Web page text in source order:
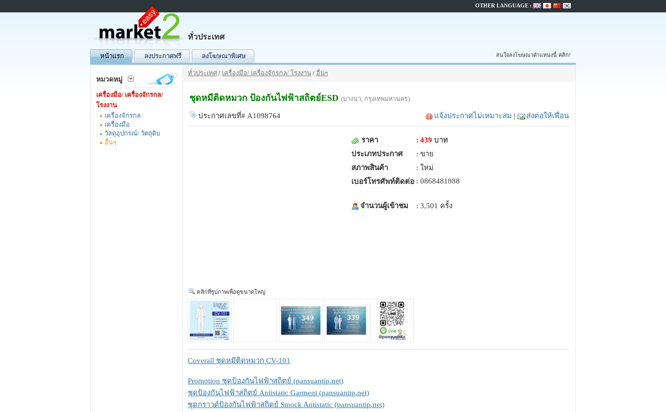
ทั่วประเทศ
สนใจลงโฆษณาตำแหน่งนี้ คลิก!
หน้าแรก ลงประกาศฟรี ลงโฆษณาพิเศษ
OTHER LANGUAGE :
หมวดหมู่
เครื่องมือ/ เครื่องจักรกล/
โรงงาน
เครื่องจักรกล
เครื่องมือ
วัสดุอุปกรณ์/ วัตถุดิบ
อื่นๆ
ทั่วประเทศ / เครื่องมือ/ เครื่องจักรกล/ โรงงาน / อื่นๆ
ชุดหมีติดหมวก ป้องกันไฟฟ้าสถิตย์ESD (บางนา, กรุงเทพมหานคร)
ประกาศเลขที่# A1098764 แจ้งประกาศไม่เหมาะสม | ส่งต่อให้เพื่อน
ราคา : 439 บาท
ประเภทประกาศ
: ขาย
สภาพสินค้า
: ใหม่
เบอร์โทรศัพท์ติดต่อ : 0868481888
จำนวนผู้เข้าชม : 3,501 ครั้ง
คลิกที่รูปภาพเพื่อดูขนาดใหญ่
Coverall ชุดหมีติดหมวก CV-101
Promotion ชุดป้องกันไฟฟ้าสถิตย์ (pansuantip.net)
ชุดป้องกันไฟฟ้าสถิตย์ Antistatic Garment (pansuantip.net)
ชุดกราวด์ป้องกันไฟฟ้าสถิตย์ Smock Antistatic (pansuantip.net)